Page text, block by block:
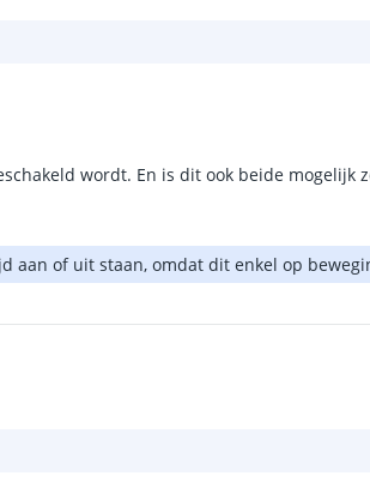
wordt. En is dit ook beide mogelijk
aan of uit staan, omdat dit enkel op